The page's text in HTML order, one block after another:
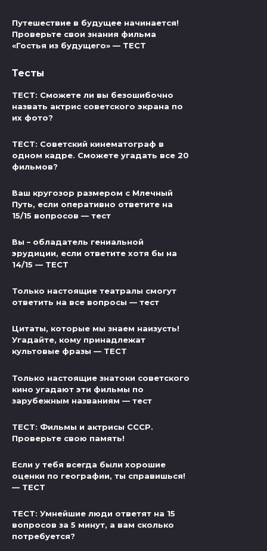
Путешествие в будущее начинается!
Проверьте свои знания фильма
«Гостья из будущего» — ТЕСТ
Тесты
ТЕСТ: Сможете ли вы безошибочно
назвать актрис советского экрана по
их фото?
ТЕСТ: Советский кинематограф в
одном кадре. Сможете угадать все 20
фильмов?
Ваш кругозор размером с Млечный
Путь, если оперативно ответите на
15/15 вопросов — тест
Вы – обладатель гениальной
эрудиции, если ответите хотя бы на
14/15 — ТЕСТ
Только настоящие театралы смогут
ответить на все вопросы — тест
Цитаты, которые мы знаем наизусть!
Угадайте, кому принадлежат
культовые фразы — ТЕСТ
Только настоящие знатоки советского
кино угадают эти фильмы по
зарубежным названиям — тест
ТЕСТ: Фильмы и актрисы СССР.
Проверьте свою память!
Если у тебя всегда были хорошие
оценки по географии, ты справишься!
— ТЕСТ
ТЕСТ: Умнейшие люди ответят на 15
вопросов за 5 минут, а вам сколько
потребуется?